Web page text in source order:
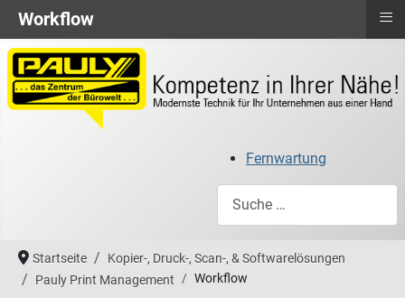
Fernwartung
Startseite
Kopier-, Druck-, Scan-, & Softwarelösungen
Pauly Print Management
Workflow
Workflow ≡